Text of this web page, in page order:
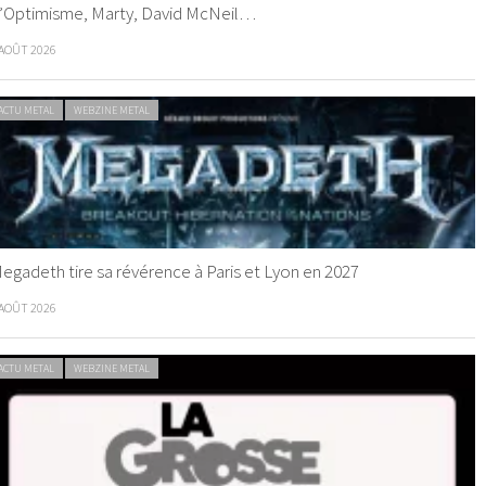
Marty, David McNeil…
2026
METAL WEBZINE METAL
tire sa révérence à Paris et Lyon en 2027
2026
METAL WEBZINE METAL